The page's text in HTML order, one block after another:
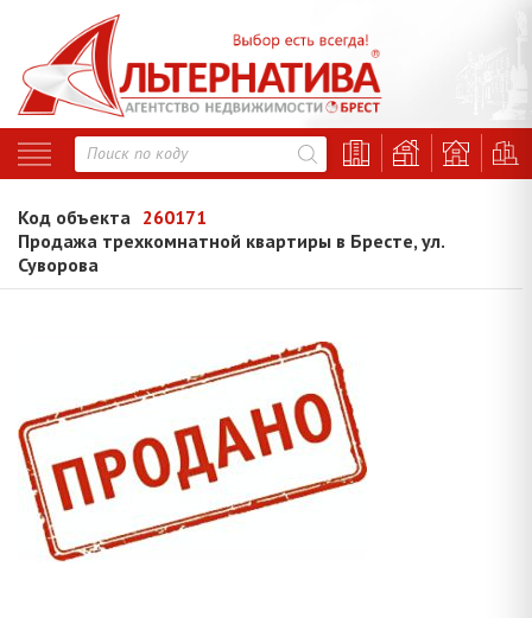
Код объекта 260171
Продажа трехкомнатной квартиры в Бресте, ул.
Суворова